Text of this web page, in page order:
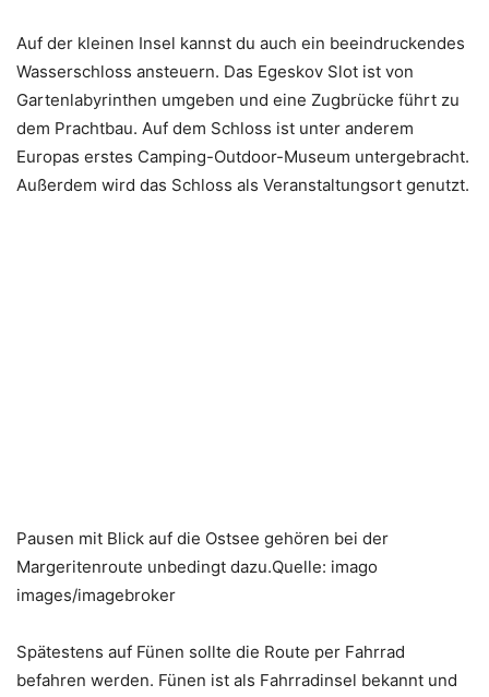
Auf der kleinen Insel kannst du auch ein beeindruckendes
Wasserschloss ansteuern. Das Egeskov Slot ist von
Gartenlabyrinthen umgeben und eine Zugbrücke führt zu
dem Prachtbau. Auf dem Schloss ist unter anderem
Europas erstes Camping-Outdoor-Museum untergebracht.
Außerdem wird das Schloss als Veranstaltungsort genutzt.
Pausen mit Blick auf die Ostsee gehören bei der
Margeritenroute unbedingt dazu.Quelle: imago
images/imagebroker
Spätestens auf Fünen sollte die Route per Fahrrad
befahren werden. Fünen ist als Fahrradinsel bekannt und